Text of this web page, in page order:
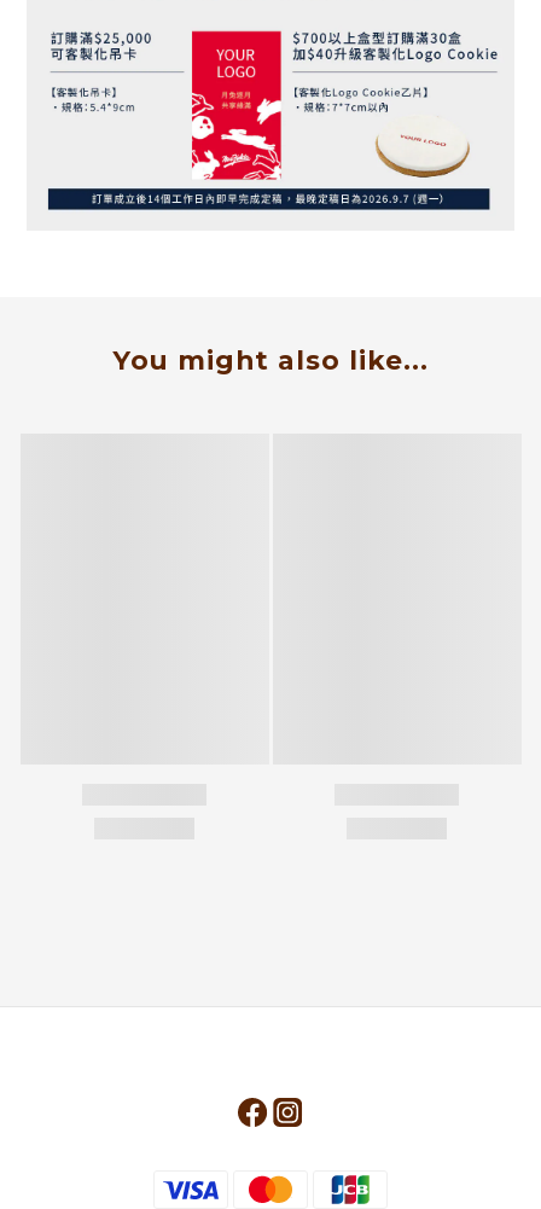
You might also like...